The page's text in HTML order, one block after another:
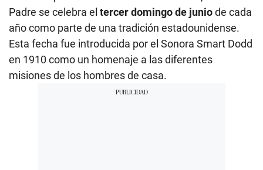
Padre se celebra el tercer domingo de juniode cada
año como parte de una tradición estadounidense.
Esta fecha fue introducida por el Sonora Smart Dodd
en 1910 como un homenaje a las diferentes
misiones de los hombres de casa.